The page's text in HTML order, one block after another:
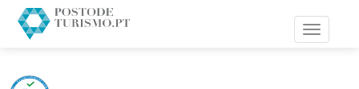
Toggle